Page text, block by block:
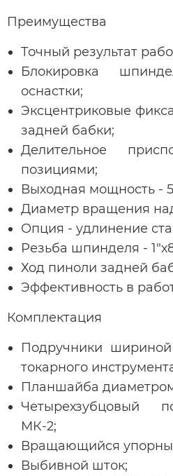
Преимущества
Точный результат
Блокировка
оснастки;
Эксцентриковые
задней бабки;
Делительное
позициями;
Выходная мощность -
Диаметр вращения
Опция - удлинение
Резьба шпинделя -
Ход пиноли задней
Эффективность в
Комплектация
Подручники
токарного
Планшайба
Четырехзубцовый
МК-2;
Вращающийся
Выбивной шток;